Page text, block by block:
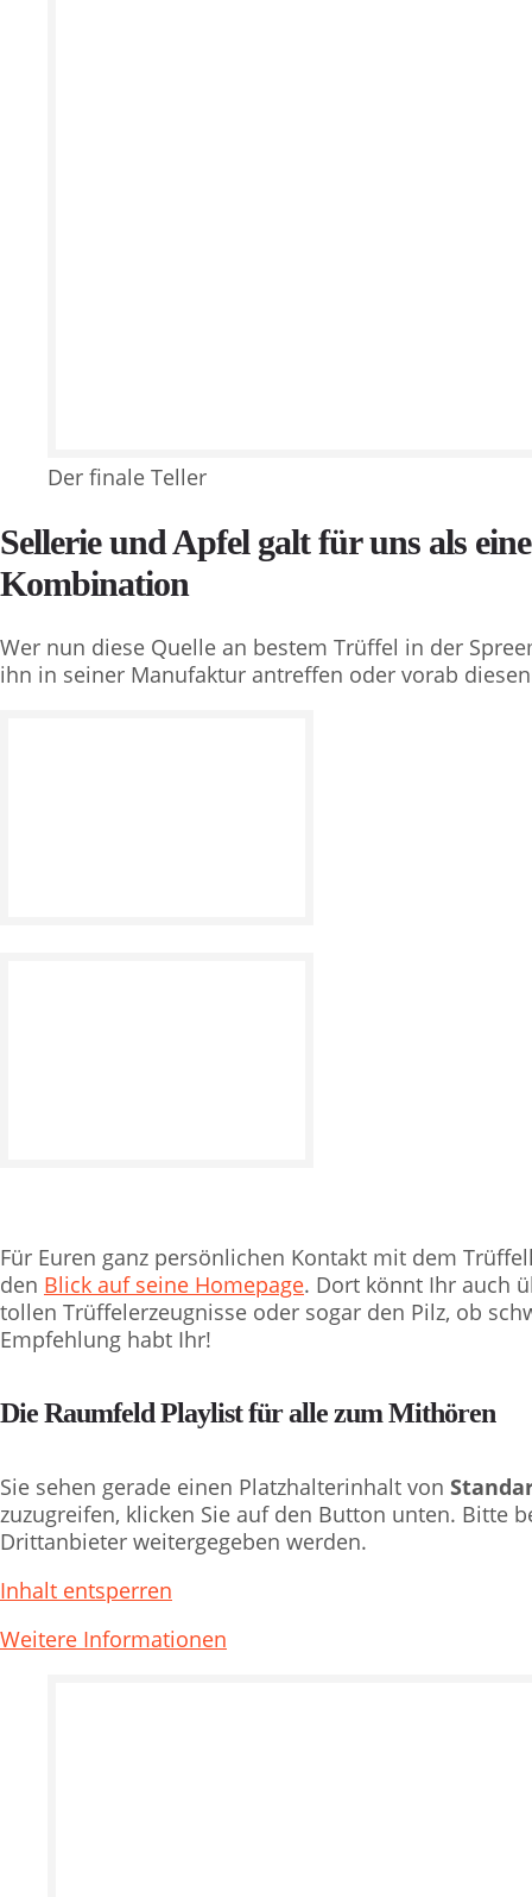
Der finale Teller
Sellerie und Apfel galt für uns als
Kombination
Wer nun diese Quelle an bestem Trüffel in der
ihn in seiner Manufaktur antreffen oder vorab
Für Euren ganz persönlichen Kontakt mit dem
den Blick auf seine Homepage. Dort könnt Ihr auch
tollen Trüffelerzeugnisse oder sogar den Pilz, ob
Empfehlung habt Ihr!
Die Raumfeld Playlist für alle zum Mithören
Sie sehen gerade einen Platzhalterinhalt von
zuzugreifen, klicken Sie auf den Button unten. Bitte
Drittanbieter weitergegeben werden.
Inhalt entsperren
Weitere Informationen